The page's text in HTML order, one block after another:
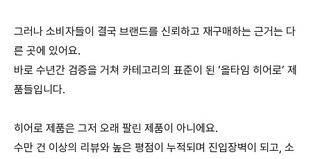
그러나 소비자들이 결국 브랜드를 신뢰하고 재구매하는 근거는 다
른 곳에 있어요.
바로 수년간 검증을 거쳐 카테고리의 표준이 된 ‘올타임 히어로’ 제
품들입니다.
히어로 제품은 그저 오래 팔린 제품이 아니에요.
수만 건 이상의 리뷰와 높은 평점이 누적되며 진입장벽이 되고, 소